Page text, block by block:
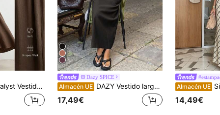
con bolsillos fruncidos y manga corta para mujer, elegante y romántico para salidas de verano, citas, Pascua, Día de la Madre, verde
Dazy SPICE
Almacén UE DAZY Vestido largo casual de verano sin mangas de cuello en V holgado de unicolor para mujer
17,49€
Almacén UE Siren Gaze
14,49€